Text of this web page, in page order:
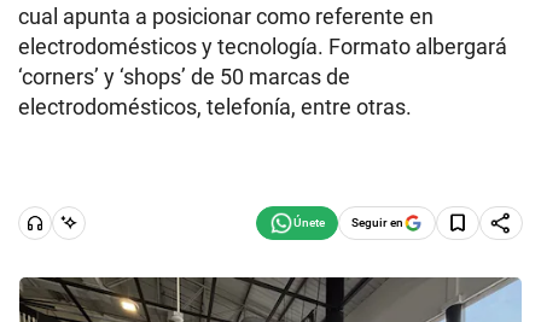
cual apunta a posicionar como referente en
electrodomésticos y tecnología. Formato albergará
‘corners’ y ‘shops’ de 50 marcas de
electrodomésticos, telefonía, entre otras.
Seguir en